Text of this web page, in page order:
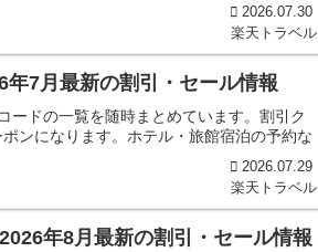
2026.07.30
楽天トラベル
7月最新の割引・セール情報
ードの一覧を随時まとめています。割引ク
ンになります。ホテル・旅館宿泊の予約な
2026.07.29
楽天トラベル
年8月最新の割引・セール情報